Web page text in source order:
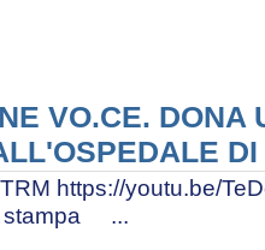
VO.CE. DONA
https://youtu.be/
stampa ...